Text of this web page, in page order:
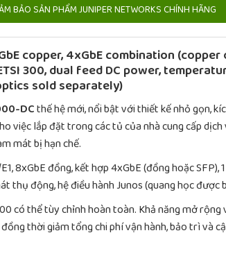
BẢO SẢN PHẨM JUNIPER NETWORKS CHÍNH HÃNG
copper, 4xGbE combination (copper
300, dual feed DC power,
sold separately)
DCthế hệ mới, nổi bật với thiết kế nhỏ gọn,
việc lắp đặt trong các tủ của nhà cung cấp
mát bị hạn chế.
8xGbE đồng, kết hợp 4xGbE (đồng hoặc SFP),
thụ động, hệ điều hành Junos (quang học được
có thể tùy chỉnh hoàn toàn. Khả năng mở rộng
thời giảm tổng chi phí vận hành, bảo trì và